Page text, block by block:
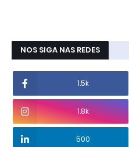
NOS SIGA NAS REDES
1.5k
1.8k
500